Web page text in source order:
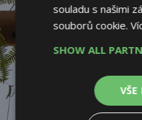
souladu s našimi
souborů cookie.
SHOW ALL
VŠE